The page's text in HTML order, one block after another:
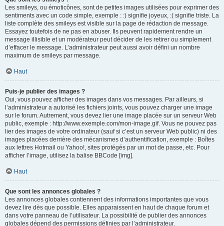
Les smileys, ou émoticônes, sont de petites images utilisées pour exprimer des
sentiments avec un code simple, exemple : :) signifie joyeux, :( signifie triste. La
liste complète des smileys est visible sur la page de rédaction de message.
Essayez toutefois de ne pas en abuser. Ils peuvent rapidement rendre un
message illisible et un modérateur peut décider de les retirer ou simplement
d’effacer le message. L’administrateur peut aussi avoir défini un nombre
maximum de smileys par message.
Haut
Puis-je publier des images ?
Oui, vous pouvez afficher des images dans vos messages. Par ailleurs, si
l’administrateur a autorisé les fichiers joints, vous pouvez charger une image
sur le forum. Autrement, vous devez lier une image placée sur un serveur Web
public, exemple : http://www.exemple.com/mon-image.gif. Vous ne pouvez pas
lier des images de votre ordinateur (sauf si c’est un serveur Web public) ni des
images placées derrière des mécanismes d’authentification, exemple : Boîtes
aux lettres Hotmail ou Yahoo!, sites protégés par un mot de passe, etc. Pour
afficher l’image, utilisez la balise BBCode [img].
Haut
Que sont les annonces globales ?
Les annonces globales contiennent des informations importantes que vous
devez lire dès que possible. Elles apparaissent en haut de chaque forum et
dans votre panneau de l’utilisateur. La possibilité de publier des annonces
globales dépend des permissions définies par l’administrateur.